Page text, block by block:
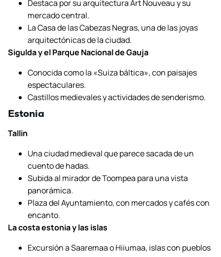
Destaca por su arquitectura Art Nouveau y su
mercado central.
La Casa de las Cabezas Negras, una de las joyas
arquitectónicas de la ciudad.
Sigulda y el Parque Nacional de Gauja
Conocida como la «Suiza báltica», con paisajes
espectaculares.
Castillos medievales y actividades de senderismo.
Estonia
Tallin
Una ciudad medieval que parece sacada de un
cuento de hadas.
Subida al mirador de Toompea para una vista
panorámica.
Plaza del Ayuntamiento, con mercados y cafés con
encanto.
La costa estonia y las islas
Excursión a Saaremaa o Hiiumaa, islas con pueblos